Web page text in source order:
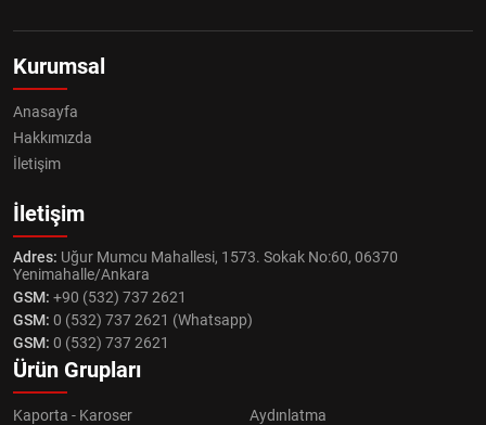
Kurumsal
Anasayfa
Hakkımızda
İletişim
İletişim
Adres: Uğur Mumcu Mahallesi, 1573. Sokak No:60, 06370
Yenimahalle/Ankara
GSM: +90 (532) 737 2621
GSM: 0 (532) 737 2621 (Whatsapp)
GSM: 0 (532) 737 2621
Ürün Grupları
Kaporta - Karoser
Aydınlatma